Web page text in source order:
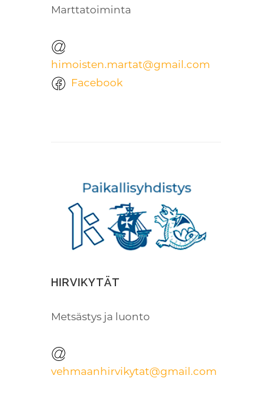
Marttatoiminta
himoisten.martat@gmail.com
Facebook
HIRVIKYTÄT
Metsästys ja luonto
vehmaanhirvikytat@gmail.com